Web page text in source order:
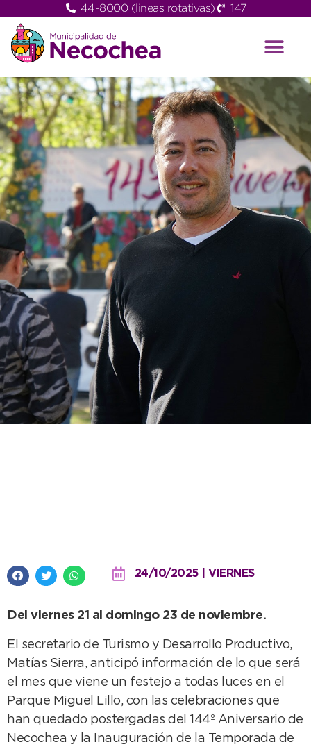
44-8000 (lineas rotativas) 147
24/10/2025 | VIERNES
Del viernes 21 al domingo 23 de noviembre.
El secretario de Turismo y Desarrollo Productivo,
Matías Sierra, anticipó información de lo que será
el mes que viene un festejo a todas luces en el
Parque Miguel Lillo, con las celebraciones que
han quedado postergadas del 144º Aniversario de
Necochea y la Inauguración de la Temporada de